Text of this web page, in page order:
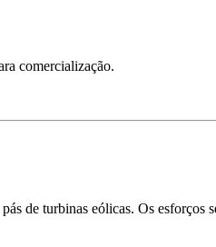
comercialização.
de turbinas eólicas. Os